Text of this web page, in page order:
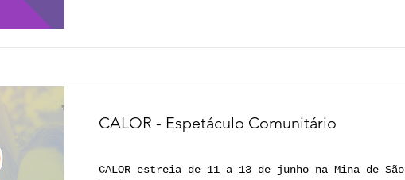
CALOR - Espetáculo Comunitário
CALOR estreia de 11 a 13 de junho na Mina de São